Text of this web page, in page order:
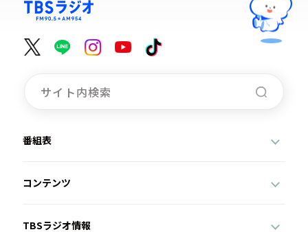
番組表
コンテンツ
TBSラジオ情報